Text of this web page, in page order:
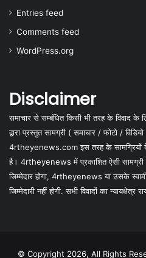
Entries feed
Comments feed
WordPress.org
Disclaimer
समाचार से सम्बंधित किसी भी तरह के विवाद के
द्वारा प्रस्तुत सामग्री ( समाचार / फोटो /
4rtheyenews.com इस तरह के सामग्रियों के
है। 4rtheyenews में प्रकाशित ऐसी सामग्री
जिम्मेदार होगा, 4rtheyenews या उसके
जिम्मेदारी नहीं होगी. सभी विवादों का न्यायक्षेत्र
© Copyright 2026, All Rights